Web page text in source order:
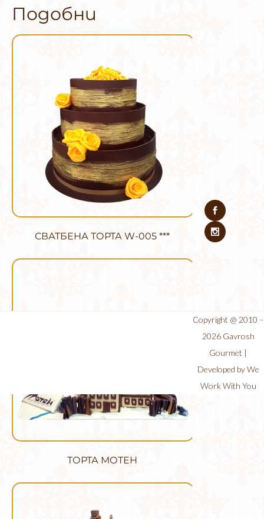
Подобни
СВАТБЕНА ТОРТА W-005 ***
ТОРТА МОТЕН
Copyright @ 2010 –
2026 Gavrosh
Gourmet |
Developed byWe
Work With You